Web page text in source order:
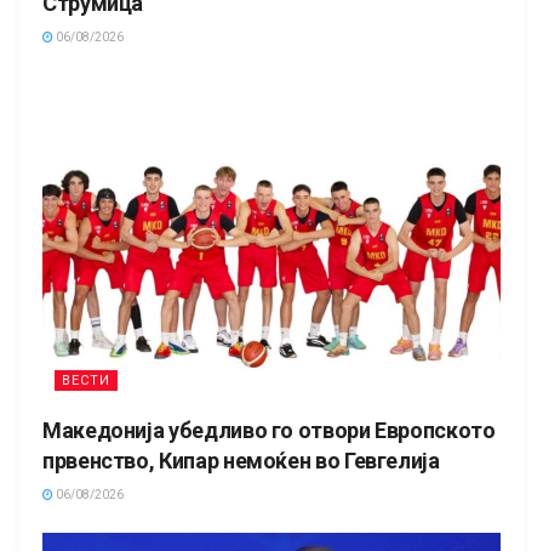
06/08/2026
ВЕСТИ
Македонија убедливо го отвори Европското
првенство, Кипар немоќен во Гевгелија
06/08/2026